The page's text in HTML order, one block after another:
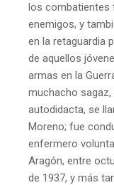
los combatientes
enemigos, y
en la retaguardia
de aquellos
armas en la
muchacho
autodidacta, se
Moreno; fue
enfermero
Aragón, entre
de 1937, y más